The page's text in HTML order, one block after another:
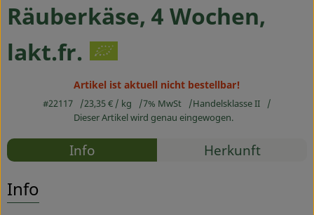
Drogerie
Über uns
Service
Räuberkäse, 4 Wochen,
lakt.fr.
Artikel ist aktuell nicht bestellbar!
#22117 23,35 € / kg 7% MwSt
Handelsklasse II
Dieser Artikel wird genau eingewogen.
Rezepte
Info Herkunft
Info